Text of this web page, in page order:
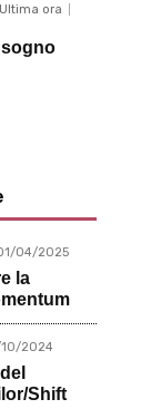
Ultima ora
sogno
04/2025
la
10/2024
Shift